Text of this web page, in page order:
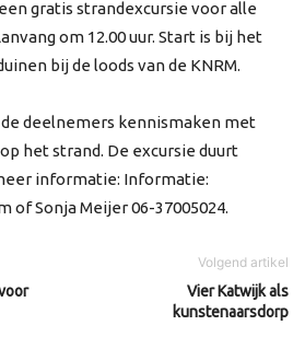
gratis strandexcursie voor alle
om 12.00 uur. Start is bij het
bij de loods van de KNRM.
deelnemers kennismaken met
het strand. De excursie duurt
informatie: Informatie:
of Sonja Meijer 06-37005024.
Volgend artikel
Vier Katwijk als
kunstenaarsdorp